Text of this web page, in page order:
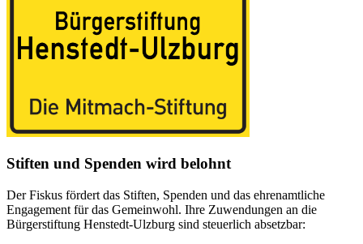
Stiften und Spenden wird belohnt
Der Fiskus fördert das Stiften, Spenden und das ehrenamtliche
Engagement für das Gemeinwohl. Ihre Zuwendungen an die
Bürgerstiftung Henstedt-Ulzburg sind steuerlich absetzbar: